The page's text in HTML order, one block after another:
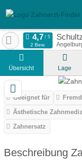
2 Bew.
Übersicht Lage
Geeignet für
Ästhetische
Zahnersatz
Beschreibung